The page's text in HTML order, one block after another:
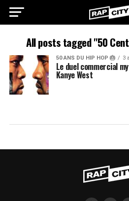
RapCity
All posts tagged "50
50 ANS DU HIP HOP 🎂 3
Le duel commercial
Kanye West